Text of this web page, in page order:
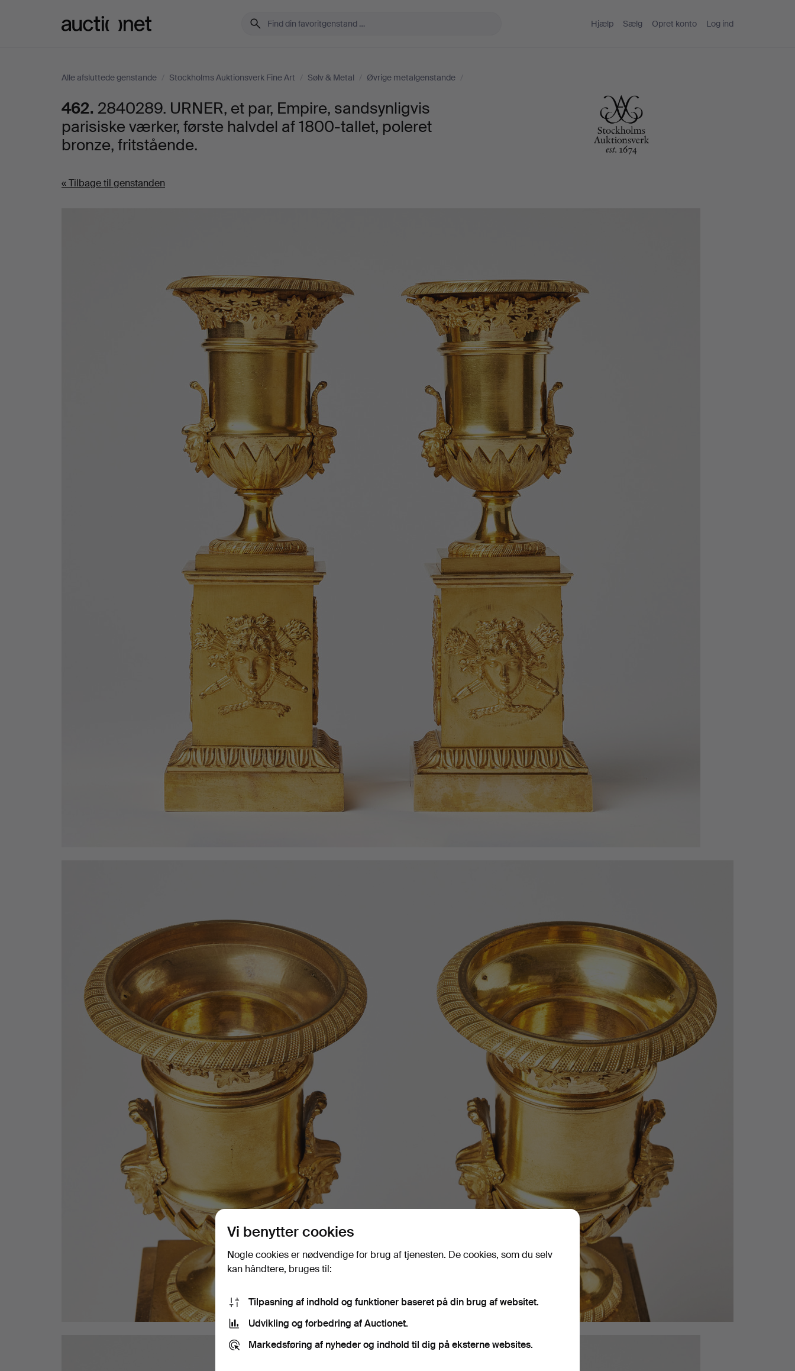
Hjælp Sælg Opret konto Log ind
Alle afsluttede genstande / Stockholms Auktionsverk Fine Art / Sølv & Metal / Øvrige metalgenstande /
462. 2840289. URNER, et par, Empire, sandsynligvis
parisiske værker, første halvdel af 1800-tallet, poleret
bronze, fritstående.
« Tilbage til genstanden
Vi benytter cookies
Nogle cookies er nødvendige for brug af tjenesten. De cookies, som du selv
kan håndtere, bruges til:
Tilpasning af indhold og funktioner baseret på din brug af websitet.
Udvikling og forbedring af Auctionet.
Markedsføring af nyheder og indhold til dig på eksterne websites.